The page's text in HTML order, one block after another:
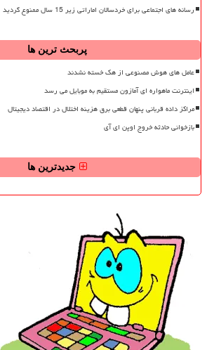
رسانه های اجتماعی برای خردسالان اماراتی زیر 15 سال ممنوع گردید
پربحث ترین ها
عامل های هوش مصنوعی از هک خسته نشدند
اینترنت ماهواره ای آمازون مستقیم به موبایل می رسد
مراکز داده قربانی پنهان قطعی برق هزینه اختلال در اقتصاد دیجیتال
بازخوانی حادثه خروج اوپن ای آی
جدیدترین ها